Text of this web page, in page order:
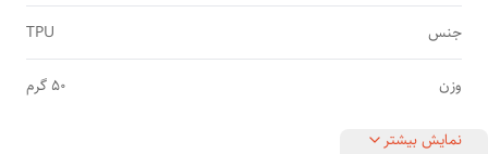
جنس TPU
وزن 50 گرم
نمایش بیشتر